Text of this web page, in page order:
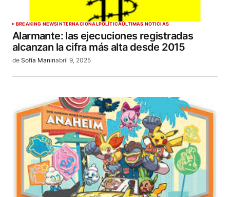
BREAKING NEWSINTERNACIONALPOLÍTICAÚLTIMAS NOTICIAS
Alarmante: las ejecuciones registradas
alcanzan la cifra más alta desde 2015
de Sofía Maninabril 9, 2025